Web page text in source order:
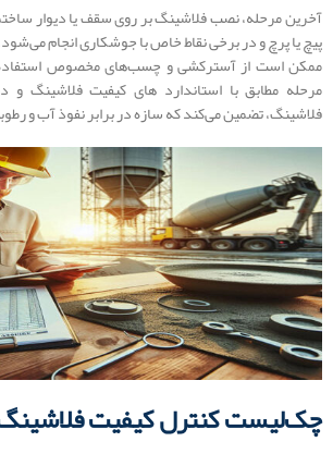
آخرین مرحله، نصب فلاشینگ بر روی سقف یا دیوار
پیچ یا پرچ و در برخی نقاط خاص با جوشکاری انجام
ممکن است از آسترکشی و چسب‌های مخصوص
مرحله مطابق با استاندارد های کیفیت فلاشینگ
فلاشینگ، تضمین می‌کند که سازه در برابر نفوذ آب و
چک‌لیست کنترل کیفیت